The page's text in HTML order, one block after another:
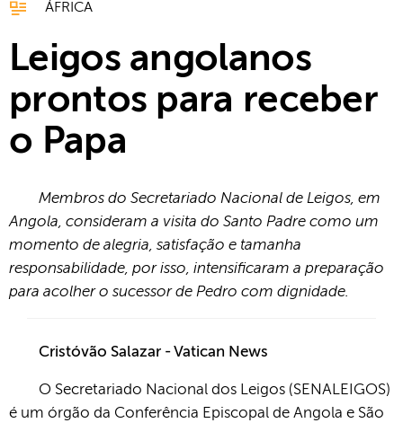
ÁFRICA
Leigos angolanos
prontos para receber
o Papa
Membros do Secretariado Nacional de Leigos, em
Angola, consideram a visita do Santo Padre como um
momento de alegria, satisfação e tamanha
responsabilidade, por isso, intensificaram a preparação
para acolher o sucessor de Pedro com dignidade.
Cristóvão Salazar - Vatican News
O Secretariado Nacional dos Leigos (SENALEIGOS)
é um órgão da Conferência Episcopal de Angola e São